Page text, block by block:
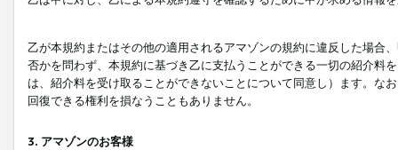
乙が本規約またはその他の適用されるアマゾンの規約に違反した場合
否かを問わず、本規約に基づき乙に支払うことができる一切の紹介料
は、紹介料を受け取ることができないことについて同意し）ます。な
回復できる権利を損なうこともありません。
3. アマゾンのお客様